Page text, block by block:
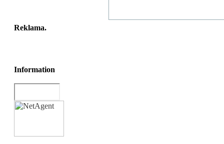
Reklama.
Information